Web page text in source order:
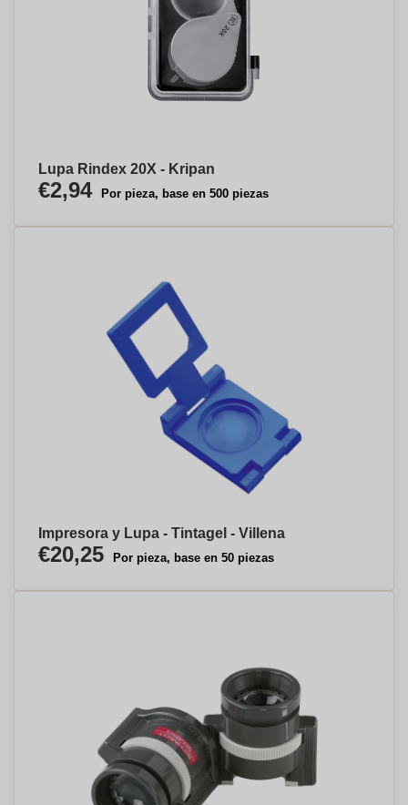
Lupa Rindex 20X - Kripan
€2,94 Por pieza, base en 500 piezas
Impresora y Lupa - Tintagel - Villena
€20,25 Por pieza, base en 50 piezas